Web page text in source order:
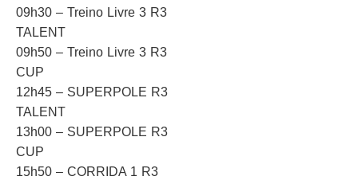
09h30 – Treino Livre 3 R3
TALENT
09h50 – Treino Livre 3 R3
CUP
12h45 – SUPERPOLE R3
TALENT
13h00 – SUPERPOLE R3
CUP
15h50 – CORRIDA 1 R3